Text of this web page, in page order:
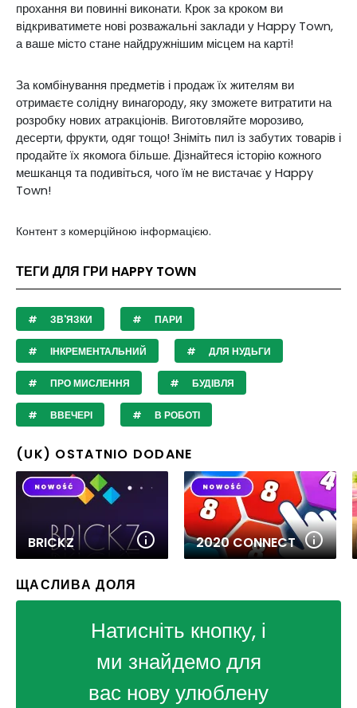
прохання ви повинні виконати. Крок за кроком ви
відкриватимете нові розважальні заклади у Happy Town,
а ваше місто стане найдружнішим місцем на карті!
За комбінування предметів і продаж їх жителям ви
отримаєте солідну винагороду, яку зможете витратити на
розробку нових атракціонів. Виготовляйте морозиво,
десерти, фрукти, одяг тощо! Зніміть пил із забутих товарів і
продайте їх якомога більше. Дізнайтеся історію кожного
мешканця та подивіться, чого їм не вистачає у Happy
Town!
Контент з комерційною інформацією.
ТЕГИ ДЛЯ ГРИ HAPPY TOWN
ЗВ'ЯЗКИ ПАРИ
ІНКРЕМЕНТАЛЬНИЙ ДЛЯ НУДЬГИ
ПРО МИСЛЕННЯ БУДІВЛЯ
ВВЕЧЕРІ В РОБОТІ
(UK) OSTATNIO DODANE
BRICKZ 2020 CONNECT
ЩАСЛИВА ДОЛЯ
Натисніть кнопку, і
ми знайдемо для
вас нову улюблену